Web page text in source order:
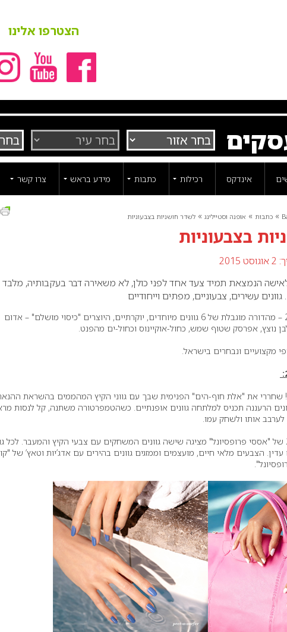
הצטרפו אלינו
אינדקס רכילות כתבות מידע בראש צרו קשר
» כתבות » אופנה וסטיילינג » לשדר חושניות בצבעוניות
בצבעוניות
הנמצאת תמיד צעד אחד לפני כולן, לא משאירה דבר בעקבותיה, מלבד
עשירים, צבעוניים, מפתים וייחודיים
– קולקציית חגים 2015 – מהדורה מוגבלת של 6 גוונים מיוחדים, יוקרתיים, היוצרים "כיסוי מושלם" – אדום
נוצץ, אפרסק שטוף שמש, כחול-אוקיינוס וכחול-ים מהפנט.
מקצועיים ונבחרים בישראל.
שחררי את "אלת חוף-הים" הפנימית שבך עם גווני הקיץ המהממים בהשראת
הרעננה תכניס למלתחה גוונים אופנתיים. כשהטמפרטורה משתנה, קל לנסות
אותו ולשחק עמו.
קולקציית החגים 2015 של "אססי פרופסיונל" מציגה שישה גוונים המשחקים עם צבעי הקיץ והמעבר. לכל
עדין. הצבעים מלאי חיים, מועצמים וממזגים גוונים בהירים עם אדג’יות וטאץ’ של